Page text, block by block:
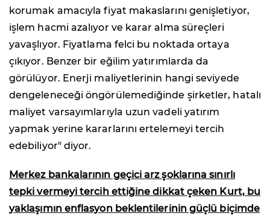
korumak amacıyla fiyat makaslarını genişletiyor,
işlem hacmi azalıyor ve karar alma süreçleri
yavaşlıyor. Fiyatlama felci bu noktada ortaya
çıkıyor. Benzer bir eğilim yatırımlarda da
görülüyor. Enerji maliyetlerinin hangi seviyede
dengeleneceği öngörülemediğinde şirketler, hatalı
maliyet varsayımlarıyla uzun vadeli yatırım
yapmak yerine kararlarını ertelemeyi tercih
edebiliyor" diyor.
Merkez bankalarının geçici arz şoklarına sınırlı
tepki vermeyi tercih ettiğine dikkat çeken Kurt, bu
yaklaşımın enflasyon beklentilerinin güçlü biçimde